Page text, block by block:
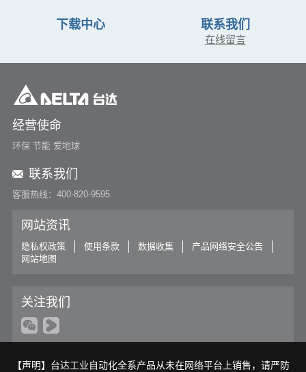
下载中心 联系我们
在线留言
经营使命
环保 节能 爱地球
联系我们
客服热线：400-820-9595
网站资讯
隐私权政策 使用条款 数据收集
产品网络安全公告
网站地图
关注我们
【声明】台达工业自动化全系产品从未在网络平台上销售，请严防